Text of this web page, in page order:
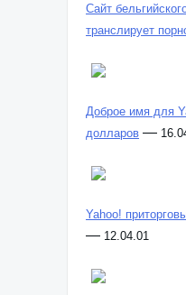
Сайт
транслирует
Доброе имя для
долларов —
Yahoo!
— 12.04.01